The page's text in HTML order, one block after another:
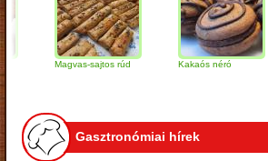
Magvas-sajtos rúd Kakaós néró
Gasztronómiai hírek